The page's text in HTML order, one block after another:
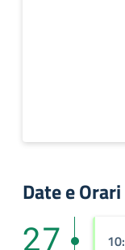
Date e Orari
27